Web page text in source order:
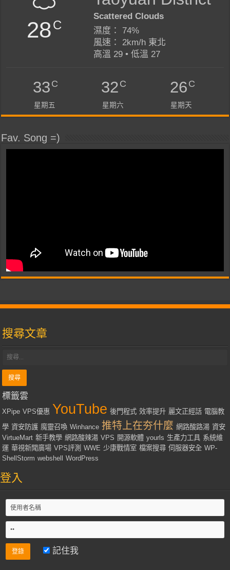
28C
Scattered Clouds
濕度： 74%
風速： 2km/h 東北
高溫 29 • 低溫 27
33C
星期五
32C
星期六
26C
星期天
Fav. Song =)
搜尋文章
標籤雲
XPipe VPS優惠 YouTube 後門程式 效率提升 麗文正經話 電腦教
學 資安防護 魔靈召喚 Winhance 推特上在夯什麼 網路酸路湯 資安
VirtueMart 新手教學 網路酸辣湯 VPS 開源軟體 yourls 生產力工具 系統維
運 華視新聞廣場 VPS評測 WWE 少康戰情室 檔案搜尋 伺服器安全 WP-
ShellStorm webshell WordPress
登入
記住我